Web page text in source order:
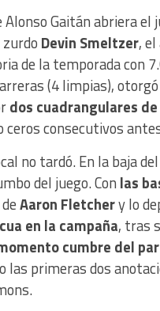
Alonso Gaitán abriera
Devin Smeltzer,
de la temporada con
(4 limpias),
dos cuadrangulares
ceros consecutivos
no tardó. En la baja
del juego. Con las
Aaron Fletchery lo
en la campaña, tras
cumbre del
las primeras dos